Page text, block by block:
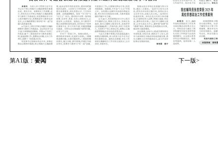
第A1版： 要闻 下一版>